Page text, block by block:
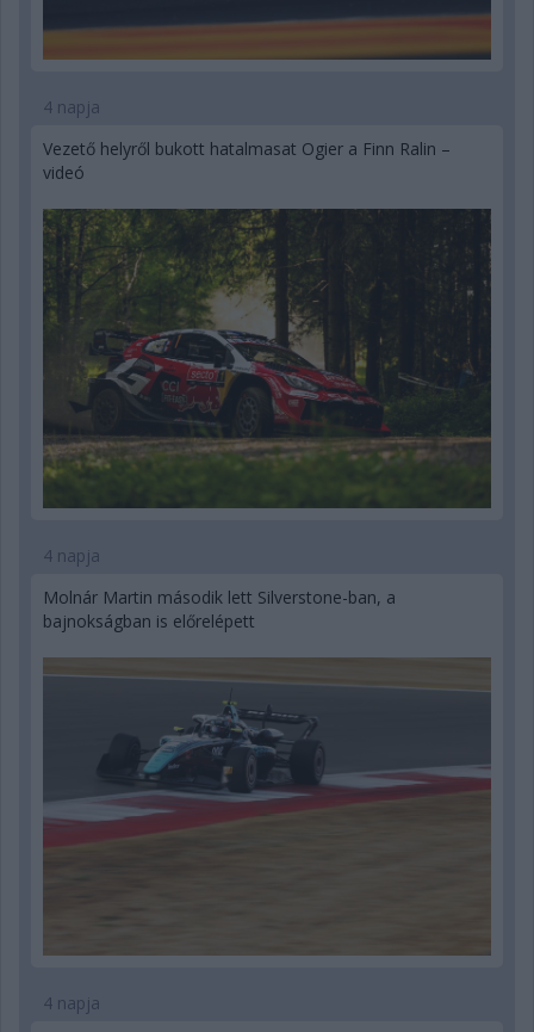
4 napja
Vezető helyről bukott hatalmasat Ogier a Finn Ralin –
videó
4 napja
Molnár Martin második lett Silverstone-ban, a
bajnokságban is előrelépett
4 napja